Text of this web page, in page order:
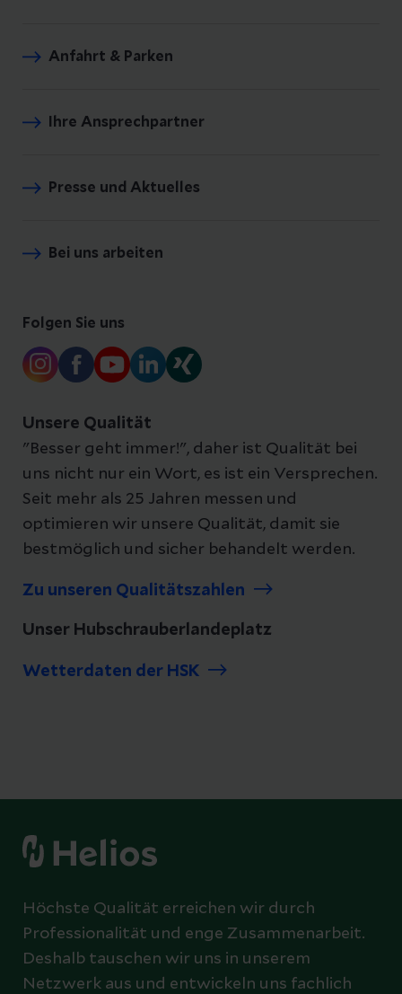
Anfahrt & Parken
Ihre Ansprechpartner
Presse und Aktuelles
Bei uns arbeiten
Folgen Sie uns
Unsere Qualität
"Besser geht immer!", daher ist Qualität bei
uns nicht nur ein Wort, es ist ein Versprechen.
Seit mehr als 25 Jahren messen und
optimieren wir unsere Qualität, damit sie
bestmöglich und sicher behandelt werden.
Zu unseren Qualitätszahlen
Unser Hubschrauberlandeplatz
Wetterdaten der HSK
Höchste Qualität erreichen wir durch
Professionalität und enge Zusammenarbeit.
Deshalb tauschen wir uns in unserem
Netzwerk aus und entwickeln uns fachlich